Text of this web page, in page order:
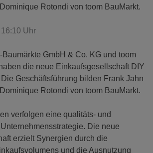
Rotondi von toom BauMarkt.
Uhr
GmbH & Co. KG und toom
die neue Einkaufsgesellschaft DIY
Geschäftsführung bilden Frank Jahn
Rotondi von toom BauMarkt.
verfolgen eine qualitäts- und
Die neue
erzielt Synergien durch die
und die Ausnutzung